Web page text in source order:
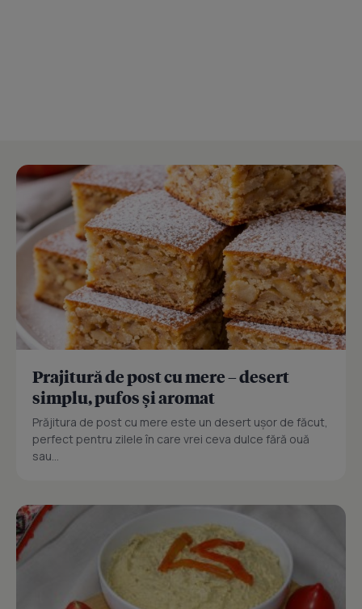
Prajitură de post cu mere – desert
simplu, pufos și aromat
Prăjitura de post cu mere este un desert ușor de făcut,
perfect pentru zilele în care vrei ceva dulce fără ouă
sau...